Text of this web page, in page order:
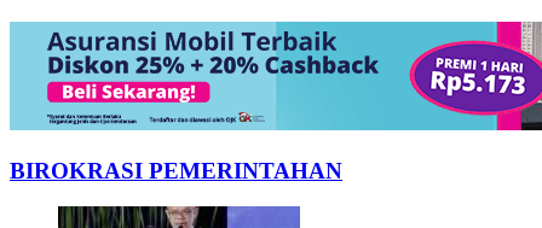
BIROKRASI PEMERINTAHAN